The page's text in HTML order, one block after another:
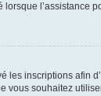
l’assistance
les inscriptions
vous souhaitez